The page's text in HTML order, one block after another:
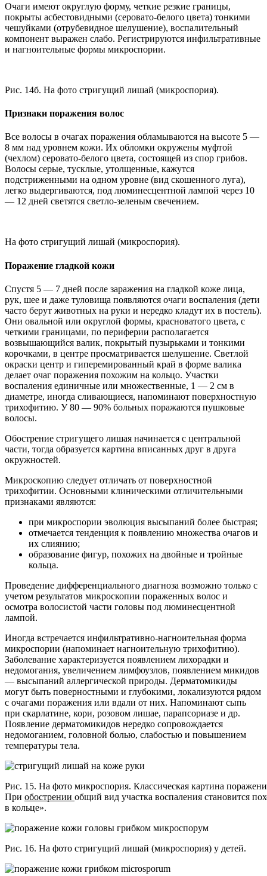
Очаги имеют округлую форму, четкие резкие границы,
покрыты асбестовидными (серовато-белого цвета) тонкими
чешуйками (отрубевидное шелушение), воспалительный
компонент выражен слабо. Регистрируются инфильтративные
и нагноительные формы микроспории.
Рис. 14б. На фото стригущий лишай (микроспория).
Признаки поражения волос
Все волосы в очагах поражения обламываются на высоте 5 —
8 мм над уровнем кожи. Их обломки окружены муфтой
(чехлом) серовато-белого цвета, состоящей из спор грибов.
Волосы серые, тусклые, утолщенные, кажутся
подстриженными на одном уровне (вид скошенного луга),
легко выдергиваются, под люминесцентной лампой через 10
— 12 дней светятся светло-зеленым свечением.
На фото стригущий лишай (микроспория).
Поражение гладкой кожи
Спустя 5 — 7 дней после заражения на гладкой коже лица,
рук, шее и даже туловища появляются очаги воспаления (дети
часто берут животных на руки и нередко кладут их в постель).
Они овальной или округлой формы, красноватого цвета, с
четкими границами, по периферии располагается
возвышающийся валик, покрытый пузырьками и тонкими
корочками, в центре просматривается шелушение. Светлой
окраски центр и гиперемированный край в форме валика
делает очаг поражения похожим на кольцо. Участки
воспаления единичные или множественные, 1 — 2 см в
диаметре, иногда сливающиеся, напоминают поверхностную
трихофитию. У 80 — 90% больных поражаются пушковые
волосы.
Обострение стригущего лишая начинается с центральной
части, тогда образуется картина вписанных друг в друга
окружностей.
Микроскопию следует отличать от поверхностной
трихофитии. Основными клиническими отличительными
признаками являются:
при микроспории эволюция высыпаний более быстрая;
отмечается тенденция к появлению множества очагов и
их слиянию;
образование фигур, похожих на двойные и тройные
кольца.
Проведение дифференциального диагноза возможно только с
учетом результатов микроскопии пораженных волос и
осмотра волосистой части головы под люминесцентной
лампой.
Иногда встречается инфильтративно-нагноительная форма
микроспории (напоминает нагноительную трихофитию).
Заболевание характеризуется появлением лихорадки и
недомогания, увеличением лимфоузлов, появлением микидов
— высыпаний аллергической природы. Дерматомикиды
могут быть поверностными и глубокими, локализуются рядом
с очагами поражения или вдали от них. Напоминают сыпь
при скарлатине, кори, розовом лишае, парапсориазе и др.
Появление дерматомикидов нередко сопровождается
недомоганием, головной болью, слабостью и повышением
температуры тела.
Рис. 15. На фото микроспория. Классическая картина
При обострении общий вид участка воспаления становится
в кольце».
Рис. 16. На фото стригущий лишай (микроспория) у детей.